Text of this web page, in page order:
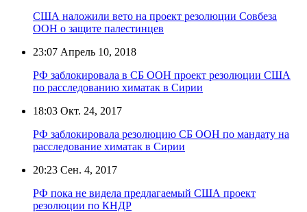
США наложили вето на проект резолюции Совбеза
ООН о защите палестинцев
23:07 Апрель 10, 2018
РФ заблокировала в СБ ООН проект резолюции США
по расследованию химатак в Сирии
18:03 Окт. 24, 2017
РФ заблокировала резолюцию СБ ООН по мандату на
расследование химатак в Сирии
20:23 Сен. 4, 2017
РФ пока не видела предлагаемый США проект
резолюции по КНДР